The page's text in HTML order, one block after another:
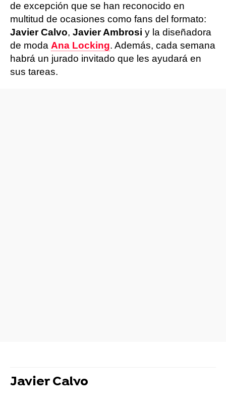
de excepción que se han reconocido en
multitud de ocasiones como fans del formato:
Javier Calvo, Javier Ambrosi y la diseñadora
de moda Ana Locking. Además, cada semana
habrá un jurado invitado que les ayudará en
sus tareas.
Javier Calvo